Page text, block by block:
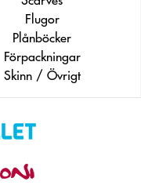
Flugor
Plånböcker
Förpackningar
Skinn / Övrigt